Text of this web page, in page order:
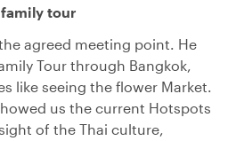
tour
agreed meeting point. He
Tour through Bangkok,
like seeing the flower Market.
us the current Hotspots
of the Thai culture,